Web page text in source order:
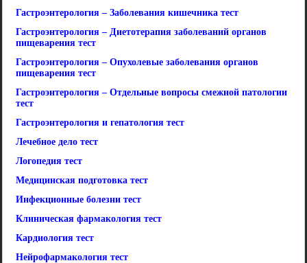
Гастроэнтерология – Заболевания кишечника тест
Гастроэнтерология – Диетотерапия заболеваний органов
пищеварения тест
Гастроэнтерология – Опухолевые заболевания органов
пищеварения тест
Гастроэнтерология – Отдельные вопросы смежной патологии
тест
Гастроэнтерология и гепатология тест
Лечебное дело тест
Логопедия тест
Медицинская подготовка тест
Инфекционные болезни тест
Клиническая фармакология тест
Кардиология тест
Нейрофармакология тест